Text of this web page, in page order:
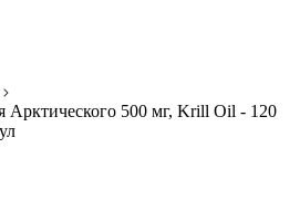
500 мг, Krill Oil - 120